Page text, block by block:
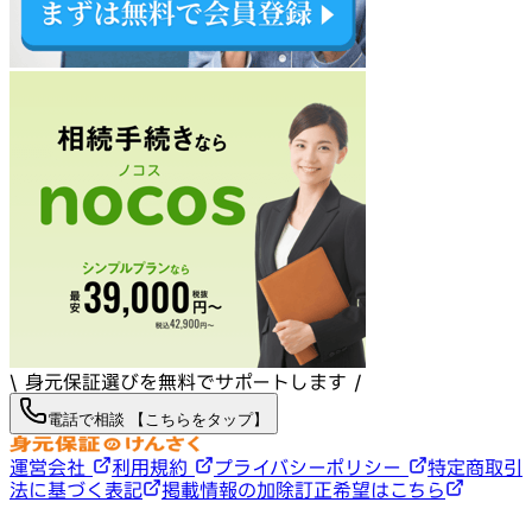
\ 身元保証選びを無料でサポートします /
電話で相談 【こちらをタップ】
運営会社 利用規約 プライバシーポリシー
特定商取引
法に基づく表記
掲載情報の加除訂正希望はこちら